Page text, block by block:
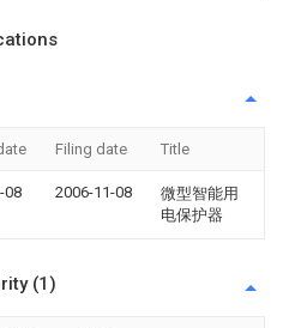
Filing date Title
08 2006-11-08
微型智能用
电保护器
(1)